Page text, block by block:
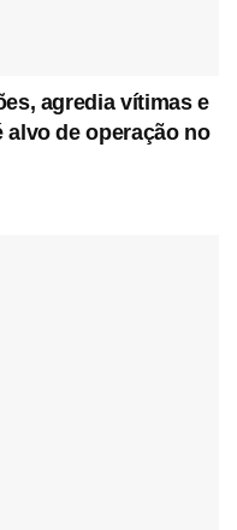
agredia vítimas e
alvo de operação no